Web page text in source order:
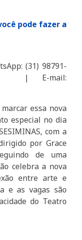
pode fazer a
(31) 98791-
| E-mail:
essa nova
especial no dia
com a
por Grace
de uma
celebra a nova
entre arte e
e as vagas são
do Teatro